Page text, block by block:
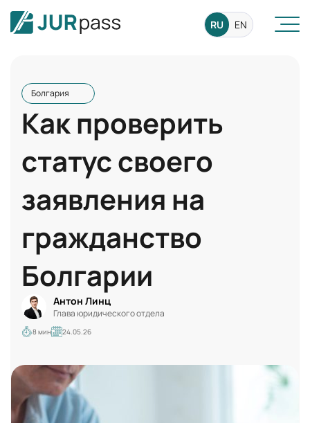
RU EN
Болгария
Как проверить
статус своего
заявления на
гражданство
Болгарии
Антон Линц
Глава юридического отдела
8 мин 24.05.26